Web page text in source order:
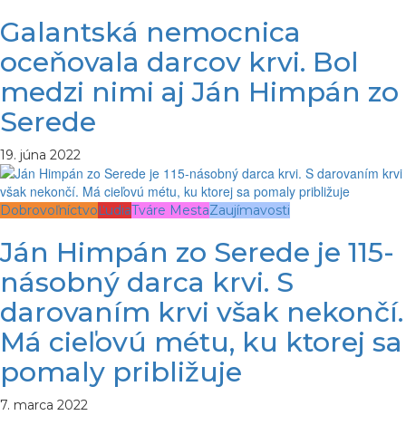
Galantská nemocnica
oceňovala darcov krvi. Bol
medzi nimi aj Ján Himpán zo
Serede
19. júna 2022
DobrovoľníctvoĽudiaTváre MestaZaujímavosti
Ján Himpán zo Serede je 115-
násobný darca krvi. S
darovaním krvi však nekončí.
Má cieľovú métu, ku ktorej sa
pomaly približuje
7. marca 2022